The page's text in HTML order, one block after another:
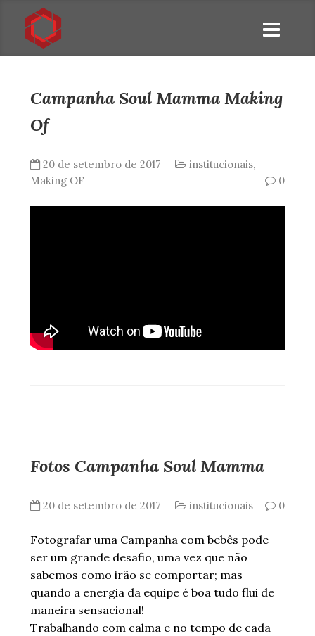
Campanha Soul Mamma Making
Of
20 de setembro de 2017 institucionais,
Making OF
0
Fotos Campanha Soul Mamma
20 de setembro de 2017 institucionais 0
Fotografar uma Campanha com bebês pode
ser um grande desafio, uma vez que não
sabemos como irão se comportar; mas
quando a energia da equipe é boa tudo flui de
maneira sensacional!
Trabalhando com calma e no tempo de cada